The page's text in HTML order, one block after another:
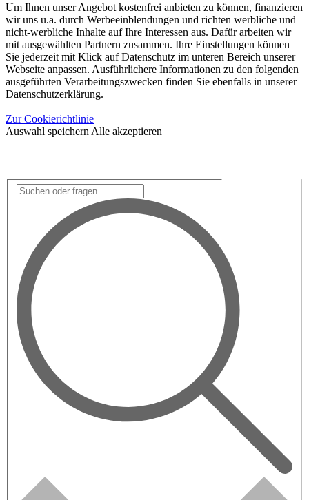
Um Ihnen unser Angebot kostenfrei anbieten zu können, finanzieren
wir uns u.a. durch Werbeeinblendungen und richten werbliche und
nicht-werbliche Inhalte auf Ihre Interessen aus. Dafür arbeiten wir
mit ausgewählten Partnern zusammen. Ihre Einstellungen können
Sie jederzeit mit Klick auf Datenschutz im unteren Bereich unserer
Webseite anpassen. Ausführlichere Informationen zu den folgenden
ausgeführten Verarbeitungszwecken finden Sie ebenfalls in unserer
Datenschutzerklärung.
Zur Cookierichtlinie
Auswahl speichern Alle akzeptieren